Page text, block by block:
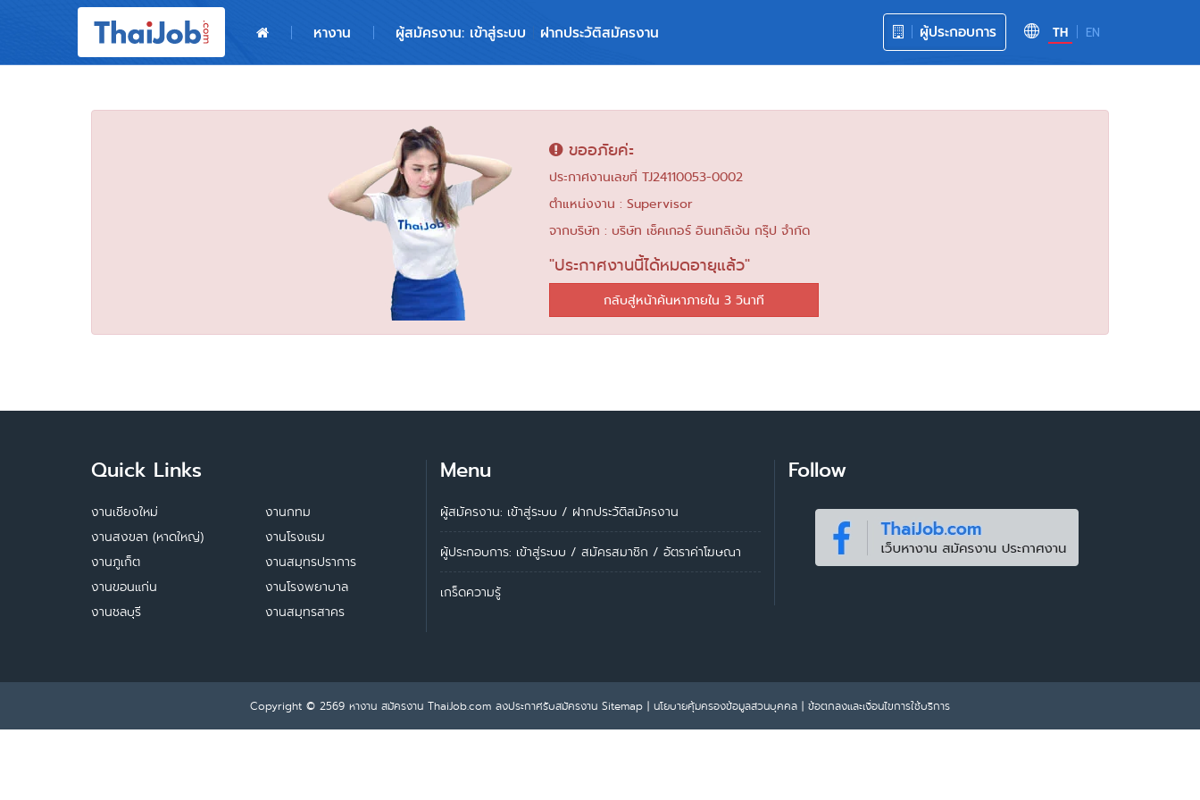
TH EN
ผู้ประกอบการ
หางาน ผู้สมัครงาน: เข้าสู่ระบบ ฝากประวัติสมัครงาน
ผู้สมัครงาน: เข้าสู่ระบบ
ขออภัยค่ะ
ประกาศงานเลขที่ TJ24110053-0002
ตำแหน่งงาน : Supervisor
จากบริษัท : บริษัท เช็คเกอร์ อินเทลิเจ้น กรุ๊ป จำกัด
"ประกาศงานนี้ได้หมดอายุแล้ว"
กลับสู่หน้าค้นหาภายใน 3 วินาที
Quick Links
งานเชียงใหม่
งานสงขลา (หาดใหญ่)
งานภูเก็ต
งานขอนแก่น
งานชลบุรี
งานกทม
งานโรงแรม
งานสมุทรปราการ
งานโรงพยาบาล
งานสมุทรสาคร
Menu
ผู้สมัครงาน: เข้าสู่ระบบ / ฝากประวัติสมัครงาน
ผู้ประกอบการ: เข้าสู่ระบบ / สมัครสมาชิก / อัตราค่าโฆษณา
เกร็ดความรู้
Follow
Copyright © 2569 หางาน สมัครงาน ThaiJob.com ลงประกาศรับสมัครงาน Sitemap | นโยบายคุ้มครองข้อมูลส่วนบุคคล | ข้อตกลงและเงื่อนไขการใช้บริการ